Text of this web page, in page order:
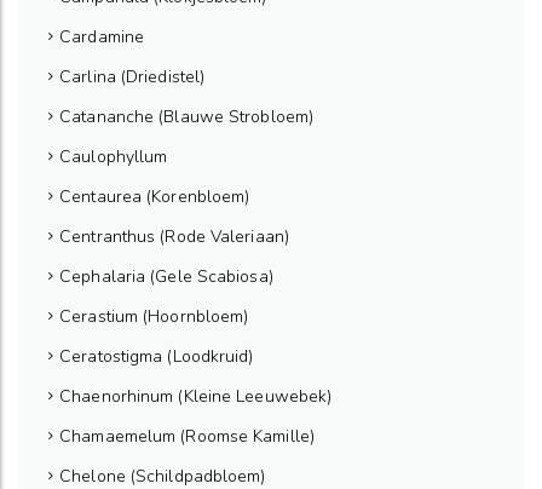
Cardamine
Carlina (Driedistel)
Catananche (Blauwe Strobloem)
Caulophyllum
Centaurea (Korenbloem)
Centranthus (Rode Valeriaan)
Cephalaria (Gele Scabiosa)
Cerastium (Hoornbloem)
Ceratostigma (Loodkruid)
Chaenorhinum (Kleine Leeuwebek)
Chamaemelum (Roomse Kamille)
Chelone (Schildpadbloem)